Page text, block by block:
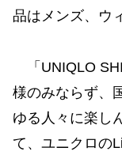
品はメンズ、ウ
「UNIQLO
様のみならず、
ゆる人々に楽し
て、ユニクロの